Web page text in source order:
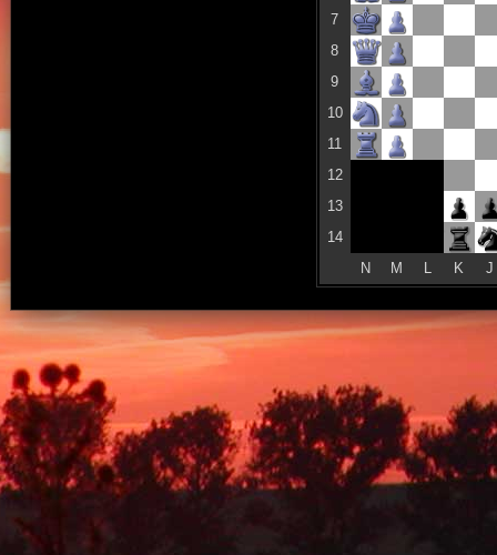
7
8
9
10
11
12
13
14
N
M K J